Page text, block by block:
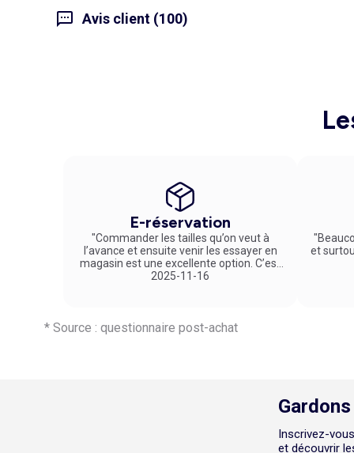
Avis client (100)
E-réservation
"Commander les tailles qu’on veut à
l’avance et ensuite venir les essayer en
magasin est une excellente option. C’est
un service vraiment pratique et agréable
2025-11-16
et
* Source : questionnaire post-achat
Inscrivez-
et découvrir